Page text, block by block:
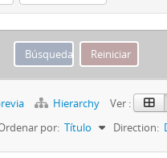
Hierarchy
Ver :
por: Título Direction: